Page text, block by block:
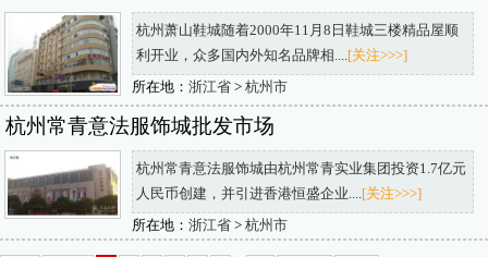
杭州萧山鞋城随着2000年11月8日鞋城三楼精品屋顺
利开业，众多国内外知名品牌相.... [关注>>>]
所在地： 浙江省> 杭州市
杭州常青意法服饰城批发市场
杭州常青意法服饰城由杭州常青实业集团投资1.7亿元
人民币创建，并引进香港恒盛企业.... [关注>>>]
所在地： 浙江省> 杭州市